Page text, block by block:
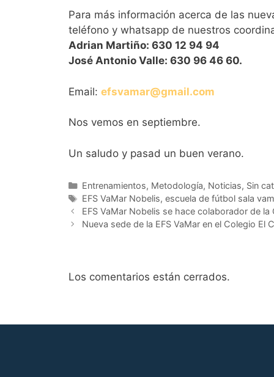
Para más información acerca de las
teléfono y whatsapp de nuestros
Adrian Martiño: 630 12 94 94
José Antonio Valle: 630 96 46 60.
Email: efsvamar@gmail.com
Nos vemos en septiembre.
Un saludo y pasad un buen verano.
Categorías
Entrenamientos, Metodología, Noticias, Sin
Etiquetas
EFS VaMar Nobelis, escuela de fútbol sala
Navegación
de
EFS VaMar Nobelis se hace colaborador de la
Nueva sede de la EFS VaMar en el Colegio El
Los comentarios están cerrados.